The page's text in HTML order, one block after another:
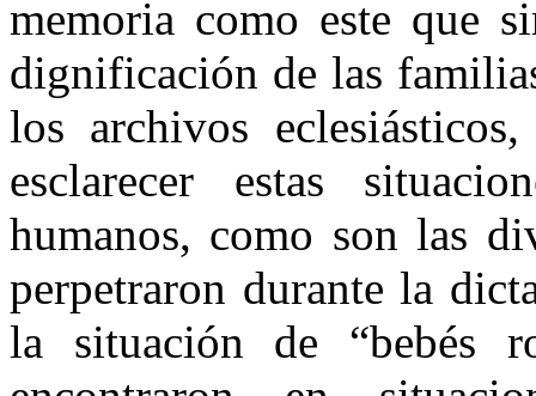
memoria como este que
dignificación de las
los archivos
esclarecer estas
humanos, como son las
perpetraron durante la
la situación de “bebés